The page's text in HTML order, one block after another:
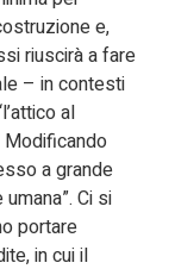
e,
riuscirà a fare
– in contesti
al
Modificando
a grande
Ci si
portare
in cui il